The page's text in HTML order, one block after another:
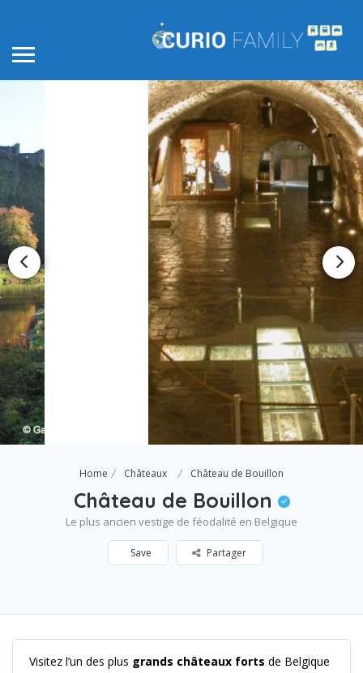
Home Châteaux Château de Bouillon
Château de Bouillon
Le plus ancien vestige de féodalité en Belgique
Save Partager
Visitez l’un des plus grands châteaux forts de Belgique